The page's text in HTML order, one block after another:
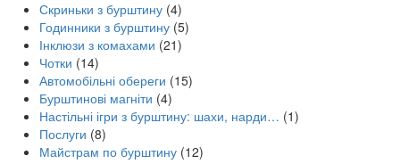
Скриньки з бурштину (4)
Годинники з бурштину (5)
Інклюзи з комахами (21)
Чотки (14)
Автомобільні обереги (15)
Бурштинові магніти (4)
Настільні ігри з бурштину: шахи, нарди… (1)
Послуги (8)
Майстрам по бурштину (12)